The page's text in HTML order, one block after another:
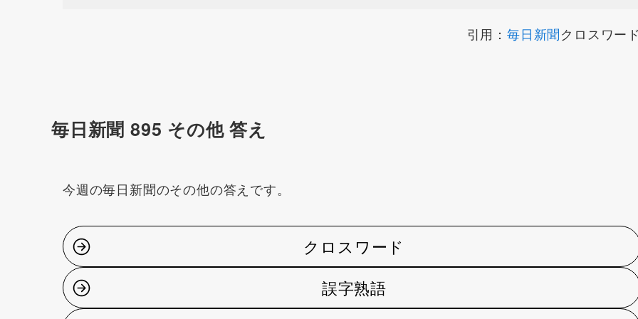
引用： 毎日新聞クロスワー
毎日新聞 895 その他 答え
今週の毎日新聞のその他の答えです。
クロスワード
誤字熟語